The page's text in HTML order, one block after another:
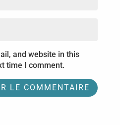
and website in this
time I comment.